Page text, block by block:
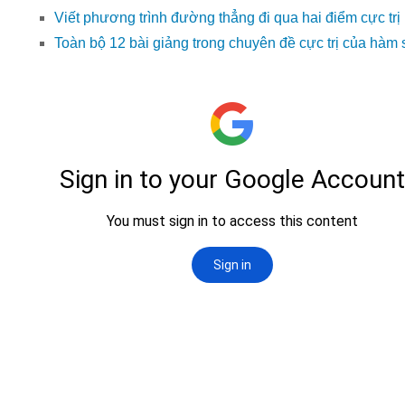
Viết phương trình đường thẳng đi qua hai điểm cực trị
Toàn bộ 12 bài giảng trong chuyên đề cực trị của hàm